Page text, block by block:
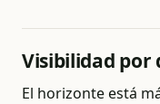
Visibilidad por
El horizonte está